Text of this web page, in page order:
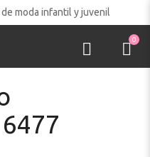
0